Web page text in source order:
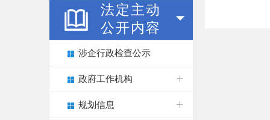
法定主动
公开内容
涉企行政检查公示
政府工作机构
规划信息